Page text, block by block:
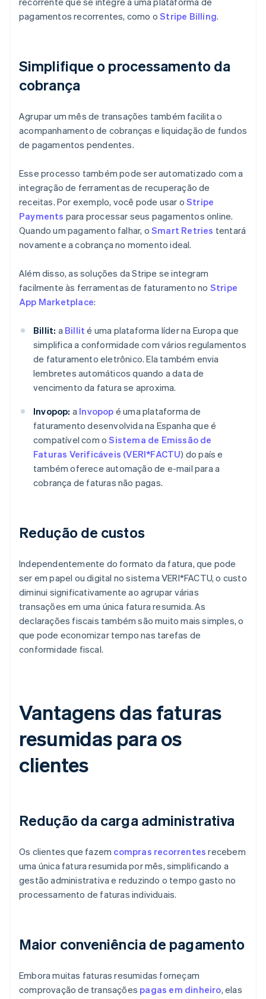
pagamentos recorrentes, como oStripe Billing.
Simplifique o processamento da
cobrança
Agrupar um mês de transações também facilita o
acompanhamento de cobranças e liquidação de fundos
de pagamentos pendentes.
Esse processo também pode ser automatizado com a
integração de ferramentas de recuperação de
receitas. Por exemplo, você pode usar o Stripe
Payments para processar seus pagamentos online.
Quando um pagamento falhar, o Smart Retries tentará
novamente a cobrança no momento ideal.
Além disso, as soluções da Stripe se integram
facilmente às ferramentas de faturamento no Stripe
App Marketplace:
Billit: a Billit é uma plataforma líder na Europa que
simplifica a conformidade com vários regulamentos
de faturamento eletrônico. Ela também envia
lembretes automáticos quando a data de
vencimento da fatura se aproxima.
Invopop: a Invopop é uma plataforma de
faturamento desenvolvida na Espanha que é
compatível com oSistema de Emissão de
Faturas Verificáveis (VERI*FACTU) do país e
também oferece automação de e-mail para a
cobrança de faturas não pagas.
Redução de custos
Independentemente do formato da fatura, que pode
ser em papel ou digital no sistema VERI*FACTU, o custo
diminui significativamente ao agrupar várias
transações em uma única fatura resumida. As
declarações fiscais também são muito mais simples, o
que pode economizar tempo nas tarefas de
conformidade fiscal.
Vantagens das faturas
resumidas para os
clientes
Redução da carga administrativa
Os clientes que fazem compras recorrentes recebem
uma única fatura resumida por mês, simplificando a
gestão administrativa e reduzindo o tempo gasto no
processamento de faturas individuais.
Maior conveniência de pagamento
Embora muitas faturas resumidas forneçam
comprovação de transações pagas em dinheiro, elas